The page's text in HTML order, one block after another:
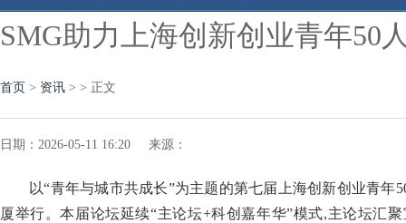
SMG助力上海创新创业青年50
首页 > 资讯 > > 正文
日期：2026-05-11 16:20 来源：
以“青年与城市共成长”为主题的第七届上海创新创业青年
厦举行。本届论坛延续“主论坛+科创嘉年华”模式,主论坛汇